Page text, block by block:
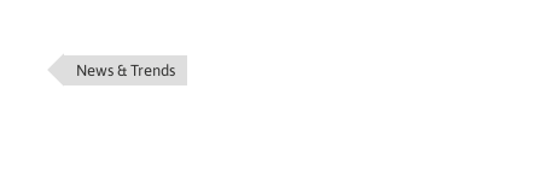
News & Trends